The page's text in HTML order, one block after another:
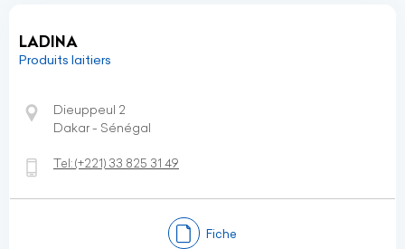
LADINA
Produits laitiers
Dieuppeul 2
Dakar - Sénégal
Tel:(+221) 33 825 31 49
Fiche